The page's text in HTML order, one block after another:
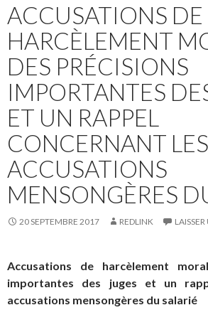
ACCUSATIONS DE
HARCÈLEMENT
DES PRÉCISIONS
IMPORTANTES
ET UN RAPPEL
CONCERNANT LES
ACCUSATIONS
MENSONGÈRES
20 SEPTEMBRE 2017 REDLINK
Accusations de harcèlement
importantes des juges et un
accusations mensongères du salarié